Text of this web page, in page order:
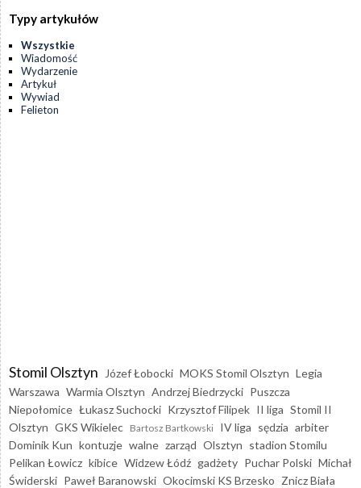
Typy artykułów
Wszystkie
Wiadomość
Wydarzenie
Artykuł
Wywiad
Felieton
Stomil Olsztyn Józef Łobocki MOKS Stomil Olsztyn Legia
Warszawa Warmia Olsztyn Andrzej Biedrzycki Puszcza
Niepołomice Łukasz Suchocki Krzysztof Filipek II liga Stomil II
Olsztyn GKS Wikielec Bartosz Bartkowski IV liga sędzia arbiter
Dominik Kun kontuzje walne zarząd Olsztyn stadion Stomilu
Pelikan Łowicz kibice Widzew Łódź gadżety Puchar Polski Michał
Świderski Paweł Baranowski Okocimski KS Brzesko Znicz Biała